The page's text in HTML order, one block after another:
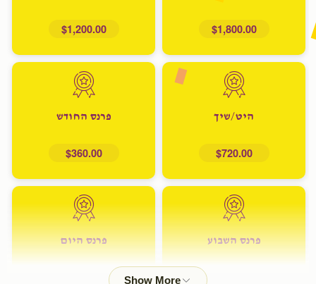
$1,800.00
$1,200.00
היט/שיך
$720.00
פרנס החודש
$360.00
פרנס השבוע פרנס היום